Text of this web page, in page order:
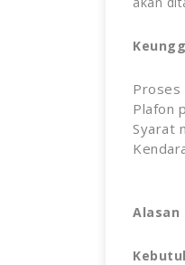
Proses
Plafon
Syarat
Alasan